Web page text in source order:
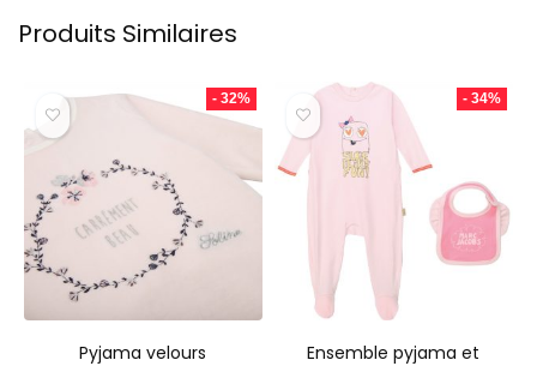
Produits Similaires
- 32%
Pyjama velours
- 34%
Ensemble pyjama et